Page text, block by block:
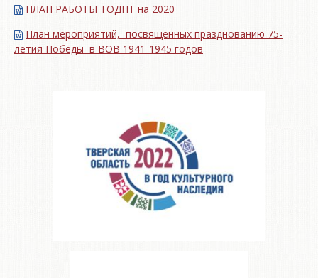
ПЛАН РАБОТЫ ТОДНТ на 2020
План мероприятий, посвящённых празднованию 75-
летия Победы в ВОВ 1941-1945 годов